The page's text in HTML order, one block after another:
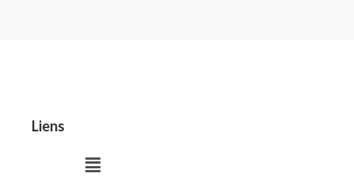
Liens
Menu